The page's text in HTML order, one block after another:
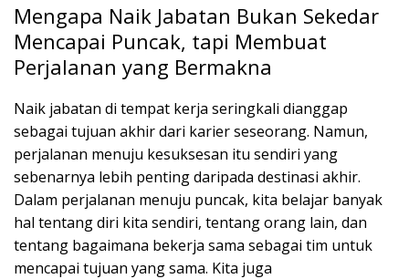
Mengapa Naik Jabatan Bukan Sekedar
Mencapai Puncak, tapi Membuat
Perjalanan yang Bermakna
Naik jabatan di tempat kerja seringkali dianggap
sebagai tujuan akhir dari karier seseorang. Namun,
perjalanan menuju kesuksesan itu sendiri yang
sebenarnya lebih penting daripada destinasi akhir.
Dalam perjalanan menuju puncak, kita belajar banyak
hal tentang diri kita sendiri, tentang orang lain, dan
tentang bagaimana bekerja sama sebagai tim untuk
mencapai tujuan yang sama. Kita juga